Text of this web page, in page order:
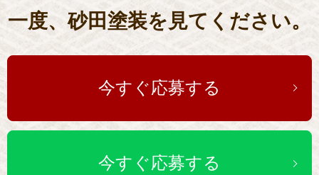
一度、砂田塗装を見てください。
今すぐ応募する
今すぐ応募する